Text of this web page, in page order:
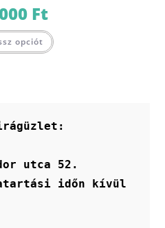
Ft
opciót
utca 52.
időn kívül